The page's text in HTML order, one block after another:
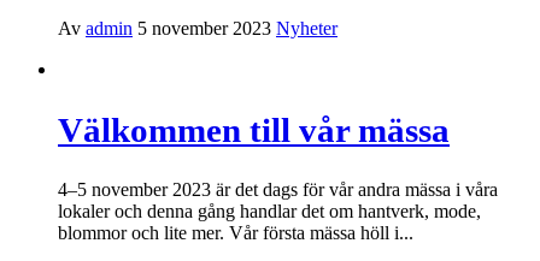
Av admin 5 november 2023 Nyheter
Välkommen till vår mässa
4–5 november 2023 är det dags för vår andra mässa i våra
lokaler och denna gång handlar det om hantverk, mode,
blommor och lite mer. Vår första mässa höll i...